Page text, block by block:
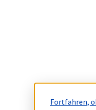
Fortfahren,